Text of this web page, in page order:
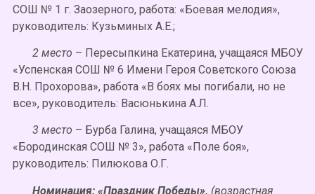
СОШ № 1 г. Заозерного, работа: «Боевая мелодия»,
руководитель: Кузьминых А.Е.;
2 место – Пересыпкина Екатерина, учащаяся МБОУ
«Успенская СОШ № 6 Имени Героя Советского Союза
В.Н. Прохорова», работа «В боях мы погибали, но не
все», руководитель: Васюнькина А.Л.
3 место – Бурба Галина, учащаяся МБОУ
«Бородинская СОШ № 3», работа «Поле боя»,
руководитель: Пилюкова О.Г.
Номинация: «Праздник Победы», (возрастная